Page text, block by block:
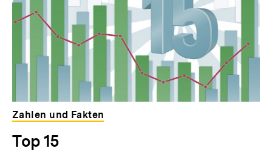
Zahlen und Fakten
Top 15